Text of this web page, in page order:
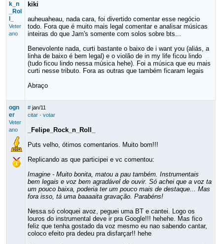
k_n
_Rol
Veter
ano
kiki
auheuaheau, nada cara, foi divertido comentar esse negócio
todo. Fora que é muito mais legal comentar e analisar músicas
inteiras do que Jam's somente com solos sobre bts...
Benevolente nada, curti bastante o baixo de i want you (aliás, a
linha de baixo é bem legal) e o violão de in my life ficou lindo
(tudo ficou lindo nessa música hehe). Foi a música que eu mais
curti nesse tributo. Fora as outras que também ficaram legais
Abraço
ogn
er
Veter
ano
# jan/11
citar· votar
_Felipe_Rock_n_Roll_
Puts velho, ótimos comentarios. Muito bom!!!
Replicando as que participei e vc comentou:
Imagine - Muito bonita, matou a pau também. Instrumentais
bem legais e voz bem agradável de ouvir. Só achei que a voz ta
um pouco baixa, poderia ter um pouco mais de destaque... Mas
fora isso, tá uma baaaaita gravação. Parabéns!
Nessa só coloquei avoz, peguei uma BT e cantei. Logo os
louros do instrumental deve ir pra Google!!! hehehe. Mas fico
feliz que tenha gostado da voz mesmo eu nao sabendo cantar,
coloco efeito pra dedeu pra disfarçar!! hehe